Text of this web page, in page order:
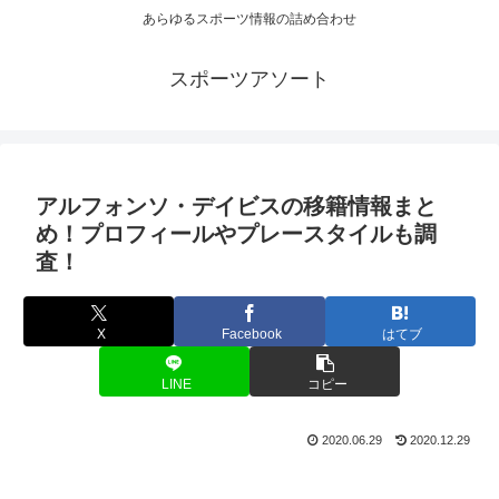
あらゆるスポーツ情報の詰め合わせ
スポーツアソート
アルフォンソ・デイビスの移籍情報まと
め！プロフィールやプレースタイルも調
査！
X Facebook はてブ
LINE コピー
2020.06.29 2020.12.29